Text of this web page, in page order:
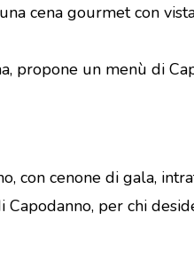
cena gourmet con
propone un menù di
con cenone di gala,
per chi